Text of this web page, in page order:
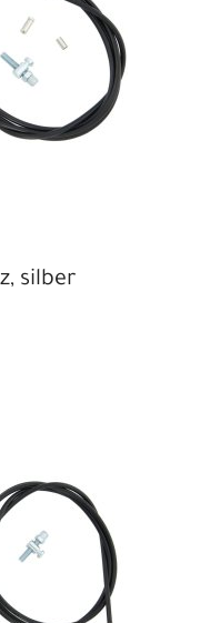
silber